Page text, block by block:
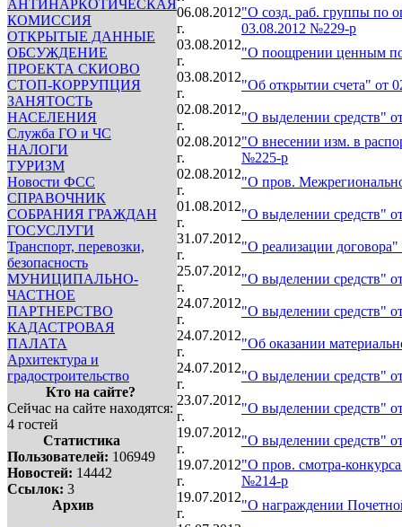
АНТИНАРКОТИЧЕСКАЯ
КОМИССИЯ
ОТКРЫТЫЕ ДАННЫЕ
ОБСУЖДЕНИЕ
ПРОЕКТА СКИОВО
СТОП-КОРРУПЦИЯ
ЗАНЯТОСТЬ
НАСЕЛЕНИЯ
Служба ГО и ЧС
НАЛОГИ
ТУРИЗМ
Новости ФСС
СПРАВОЧНИК
СОБРАНИЯ ГРАЖДАН
ГОСУСЛУГИ
Транспорт, перевозки,
безопасность
МУНИЦИПАЛЬНО-
ЧАСТНОЕ
ПАРТНЕРСТВО
КАДАСТРОВАЯ
ПАЛАТА
Архитектура и
градостроительство
Кто на сайте?
Сейчас на сайте находятся:
4 гостей
Статистика
Пользователей: 106949
Новостей: 14442
Ссылок: 3
Архив
06.08.2012
г.
"О созд. раб. группы по
03.08.2012 №229-р
03.08.2012
г.
"О поощрении ценным
03.08.2012
г.
"Об открытии счета" от
02.08.2012
г.
"О выделении средств"
02.08.2012
г.
"О внесении изм. в
№225-р
02.08.2012
г.
"О пров.
01.08.2012
г.
"О выделении средств"
31.07.2012
г.
"О реализации
25.07.2012
г.
"О выделении средств"
24.07.2012
г.
"О выделении средств"
24.07.2012
г.
"Об оказании
24.07.2012
г.
"О выделении средств"
23.07.2012
г.
"О выделении средств"
19.07.2012
г.
"О выделении средств"
19.07.2012
г.
"О пров. смотра-
№214-р
19.07.2012
г.
"О награждении